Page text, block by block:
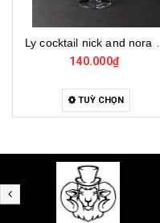
Ly cocktail nick and nora 440290, ly thủy tinh cocktail cao cấp, ly thủy tinh thổ nhĩ kỳ
TUỲ CHỌN